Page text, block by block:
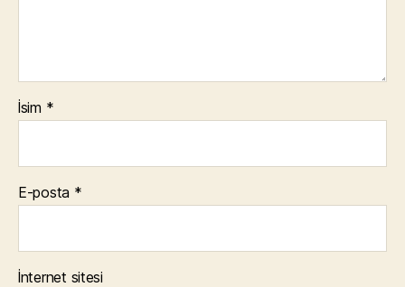
İsim *
E-posta *
İnternet sitesi